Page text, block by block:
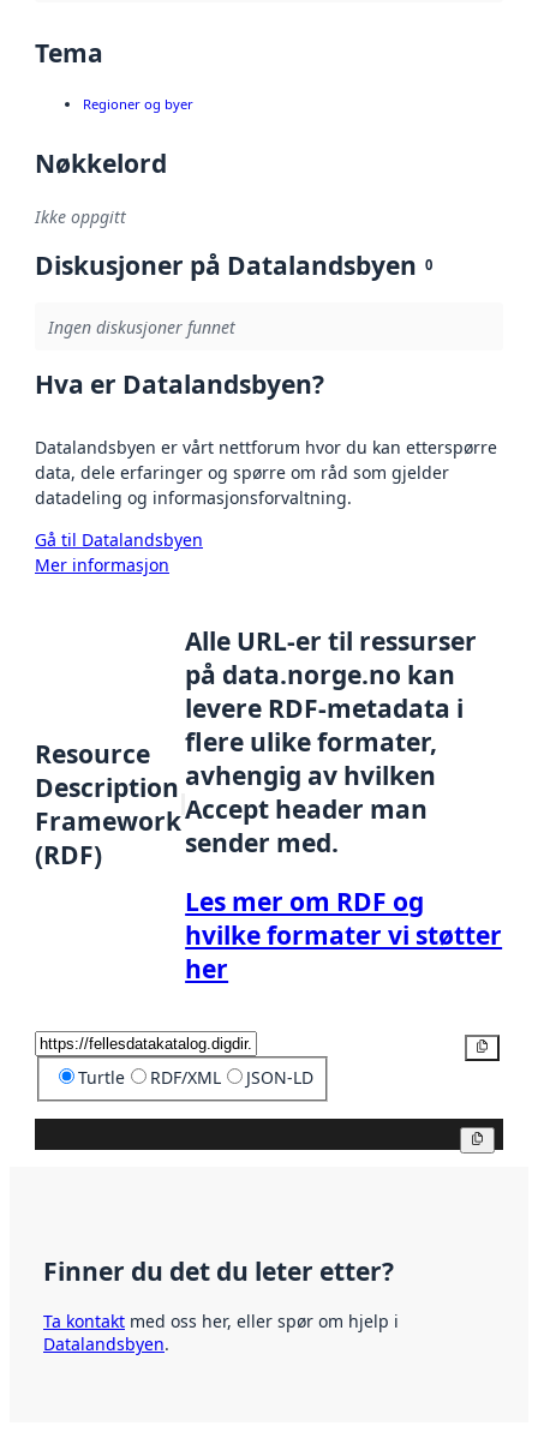
Tema
Regioner og byer
Nøkkelord
Ikke oppgitt
Diskusjoner på Datalandsbyen 0
Ingen diskusjoner funnet
Hva er Datalandsbyen?
Datalandsbyen er vårt nettforum hvor du kan etterspørre
data, dele erfaringer og spørre om råd som gjelder
datadeling og informasjonsforvaltning.
Gå til Datalandsbyen
Mer informasjon
Resource
Description
Framework
(RDF)
Alle URL-er til ressurser
på data.norge.no kan
levere RDF-metadata i
flere ulike formater,
avhengig av hvilken
Accept header man
sender med.
Les mer om RDF og
hvilke formater vi støtter
her
Turtle RDF/XML JSON-LD
Finner du det du leter etter?
Ta kontakt med oss her, eller spør om hjelp i
Datalandsbyen.